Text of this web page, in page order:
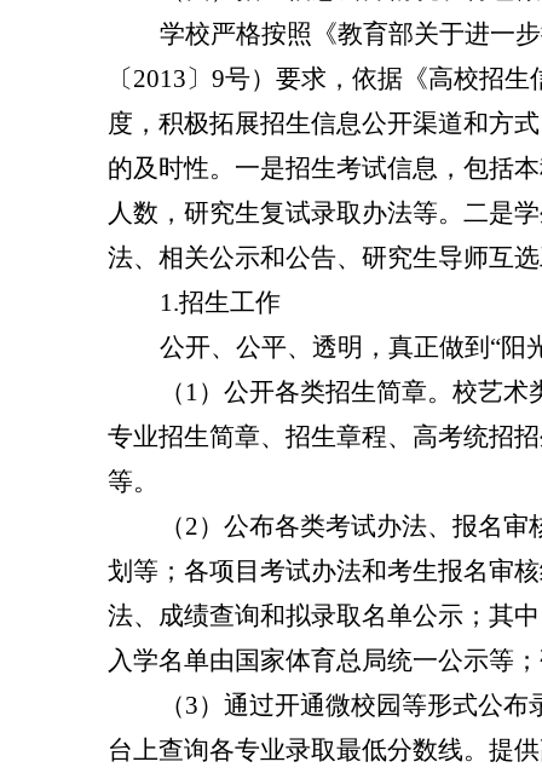
学校严格按照《教育部关于进一
〔2013〕 9号）要求，依据《高校招生
度，积极拓展招生信息公开渠道和方
的及时性。一是招生考试信息，包括
人数，研究生复试录取办法等。二是
法、相关公示和公告、研究生导师互
1.招生工作
公开、公平、透明，真正做到“阳
（ 1）公开各类招生简章。校艺
专业招生简章、招生章程、高考统招
等。
（2）公布各类考试办法、报名
划等；各项目考试办法和考生报名审
法、成绩查询和拟录取名单公示；其
入学名单由国家体育总局统一公示等
（3）通过开通微校园等形式公布
台上查询各专业录取最低分数线。提